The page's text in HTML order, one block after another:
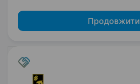
Продовжити